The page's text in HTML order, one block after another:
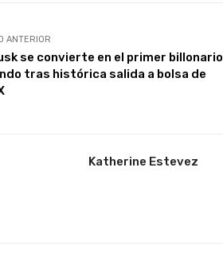
ANTERIOR
se convierte en el primer billonario
tras histórica salida a bolsa de
Katherine Estevez